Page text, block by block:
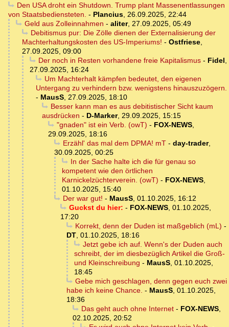
Den USA droht ein Shutdown. Trump plant Massenentlassungen
von Staatsbediensteten. - Plancius 26.09.2025, 22:44
Geld aus Zolleinnahmen - aliter, 27.09.2025, 05:49
Debitismus pur: Die Zölle dienen der Externalisierung der
Machterhaltungskosten des US-Imperiums! - Ostfriese
27.09.2025, 09:00
Der noch in Resten vorhandene freie Kapitalismus- Fidel
27.09.2025, 16:24
Um Machterhalt kämpfen bedeutet, den eigenen
Untergang zu verhindern bzw. wenigstens hinauszuzögern.
- MausS 27.09.2025, 18:10
Besser kann man es aus debitistischer Sicht kaum
ausdrücken - D-Marker, 29.09.2025, 15:15
"gnaden" ist ein Verb. (owT) - FOX-NEWS,
29.09.2025, 18:16
Erzähl' das mal dem DPMA! mT- day-trader,
30.09.2025, 00:25
In der Sache halte ich die für genau so
kompetent wie den örtlichen
Karnickelzüchterverein. (owT) - FOX-NEWS
01.10.2025, 15:40
Der war gut! - MausS, 01.10.2025, 16:12
Guckst du hier: - FOX-NEWS, 01.10.2025,
17:20
Korrekt, denn der Duden ist maßgeblich (mL) -
DT 01.10.2025, 18:16
Jetzt gebe ich auf. Wenn's der Duden auch
schreibt, der im diesbezüglich Artikel die Groß-
und Kleinschreibung - MausS 01.10.2025,
18:45
Gebe mich geschlagen, denn gegen euch zwei
habe ich keine Chance. - MausS 01.10.2025,
18:36
Das geht auch ohne Internet- FOX-NEWS,
02.10.2025, 20:52